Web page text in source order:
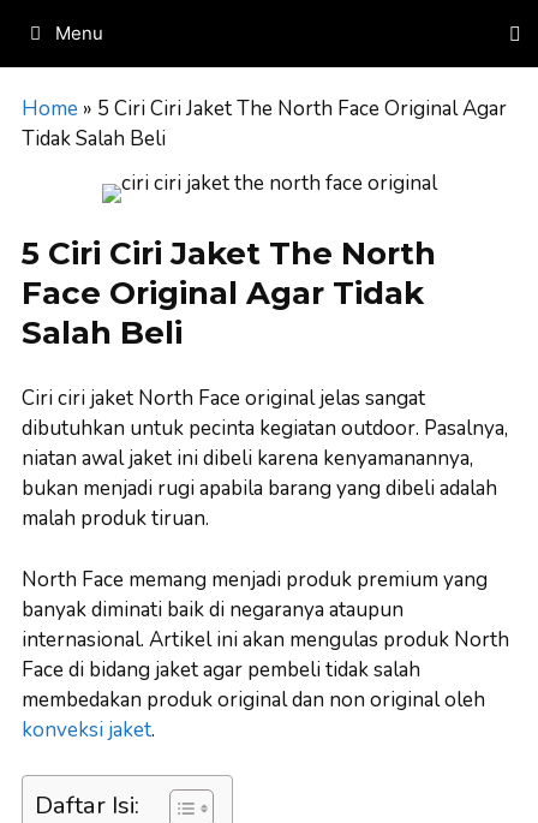
content
Menu
Home » 5 Ciri Ciri Jaket The North Face Original Agar
Tidak Salah Beli
5 Ciri Ciri Jaket The North
Face Original Agar Tidak
Salah Beli
Ciri ciri jaket North Face original jelas sangat
dibutuhkan untuk pecinta kegiatan outdoor. Pasalnya,
niatan awal jaket ini dibeli karena kenyamanannya,
bukan menjadi rugi apabila barang yang dibeli adalah
malah produk tiruan.
North Face memang menjadi produk premium yang
banyak diminati baik di negaranya ataupun
internasional. Artikel ini akan mengulas produk North
Face di bidang jaket agar pembeli tidak salah
membedakan produk original dan non original oleh
konveksi jaket.
Daftar Isi: